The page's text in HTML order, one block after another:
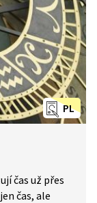
PL
čas už přes
čas, ale